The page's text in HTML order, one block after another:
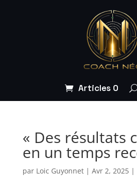
Articles 0
« Des résultats
en un temps
par Loic Guyonnet| Avr 2, 2025|